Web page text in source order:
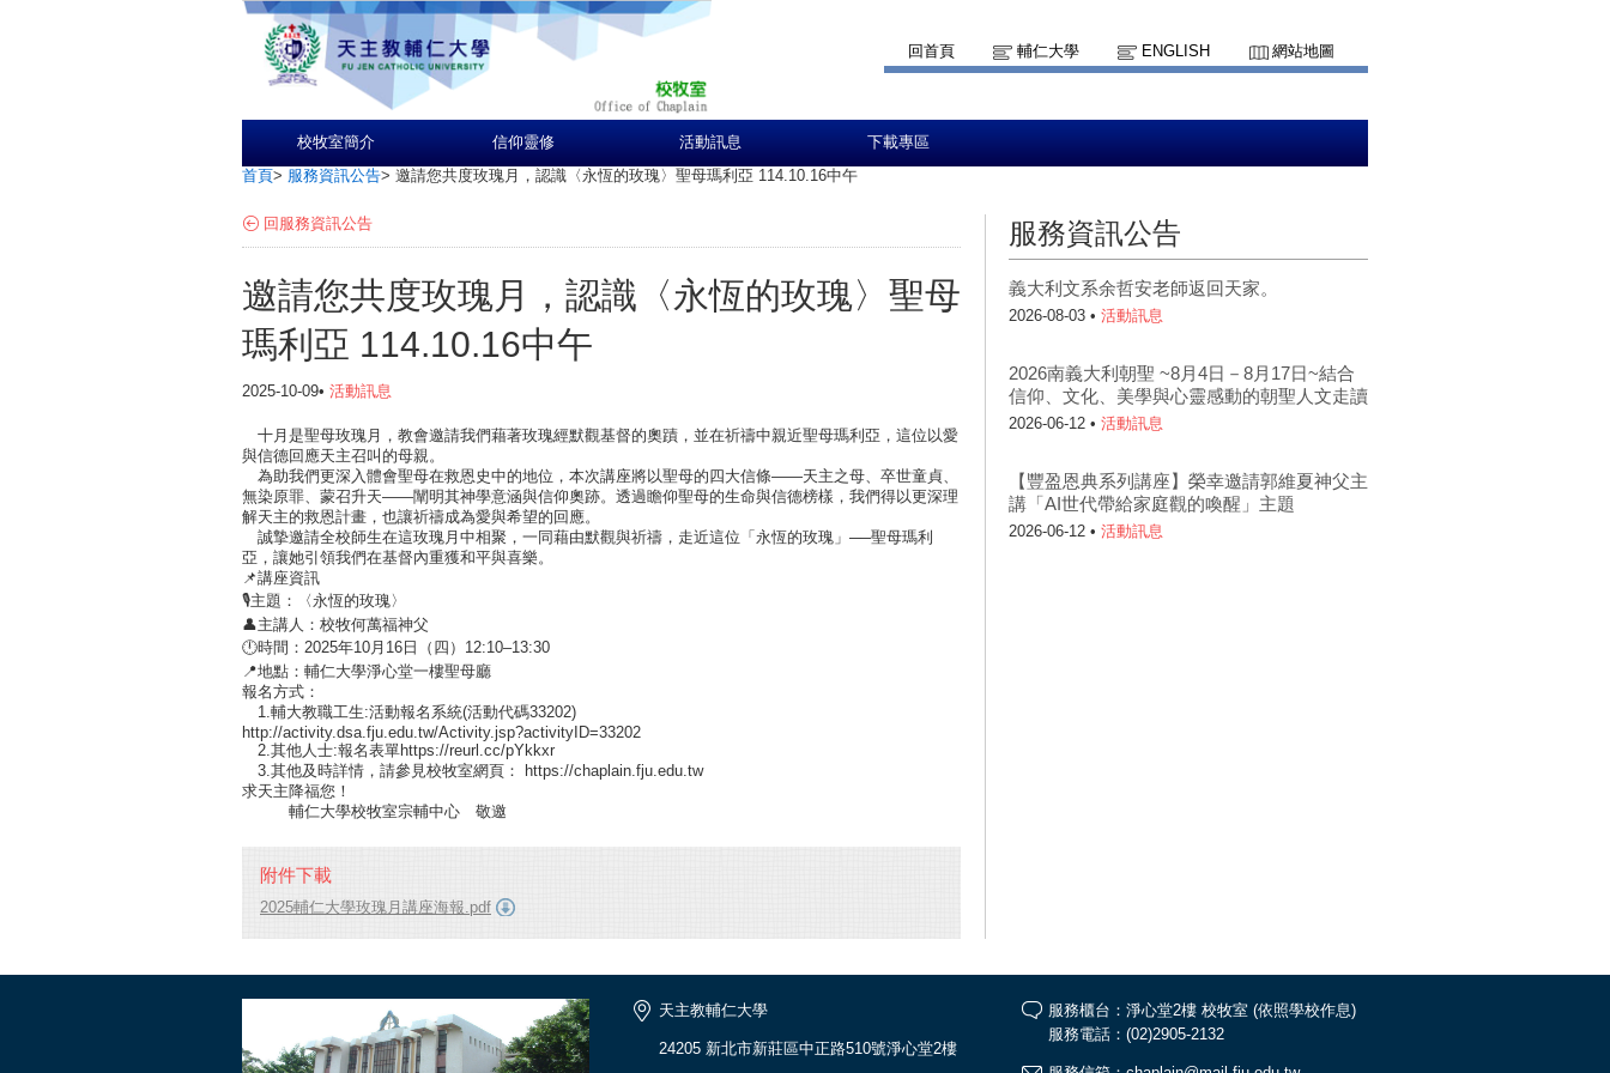
回首頁 輔仁大學 ENGLISH 網站地圖
校牧室簡介 信仰靈修 活動訊息 下載專區
首頁> 服務資訊公告> 邀請您共度玫瑰月，認識〈永恆的玫瑰〉聖母瑪利亞 114.10.16中午
回服務資訊公告
邀請您共度玫瑰月，認識〈永恆的玫瑰〉聖母
瑪利亞 114.10.16中午
2025-10-09• 活動訊息
十月是聖母玫瑰月，教會邀請我們藉著玫瑰經默觀基督的奧蹟，並在祈禱中親近聖母瑪利亞，這位以愛
與信德回應天主召叫的母親。
為助我們更深入體會聖母在救恩史中的地位，本次講座將以聖母的四大信條——天主之母、卒世童貞、
無染原罪、蒙召升天——闡明其神學意涵與信仰奧跡。透過瞻仰聖母的生命與信德榜樣，我們得以更深理
解天主的救恩計畫，也讓祈禱成為愛與希望的回應。
誠摯邀請全校師生在這玫瑰月中相聚，一同藉由默觀與祈禱，走近這位「永恆的玫瑰」──聖母瑪利
亞，讓她引領我們在基督內重獲和平與喜樂。
📌講座資訊
🎙️主題：〈永恆的玫瑰〉
👤主講人：校牧何萬福神父
🕛時間：2025年10月16日（四）12:10–13:30
📍地點：輔仁大學淨心堂一樓聖母廳
報名方式：
1.輔大教職工生:活動報名系統(活動代碼33202)
http://activity.dsa.fju.edu.tw/Activity.jsp?activityID=33202
2.其他人士:報名表單https://reurl.cc/pYkkxr
3.其他及時詳情，請參見校牧室網頁： https://chaplain.fju.edu.tw
求天主降福您！
輔仁大學校牧室宗輔中心 敬邀
附件下載
2025輔仁大學玫瑰月講座海報.pdf
服務資訊公告
義大利文系余哲安老師返回天家。
2026-08-03 • 活動訊息
2026南義大利朝聖 ~8月4日－8月17日~結合
信仰、文化、美學與心靈感動的朝聖人文走讀
2026-06-12 • 活動訊息
【豐盈恩典系列講座】榮幸邀請郭維夏神父主
講「AI世代帶給家庭觀的喚醒」主題
2026-06-12 • 活動訊息
天主教輔仁大學
24205 新北市新莊區中正路510號淨心堂2樓
服務櫃台：淨心堂2樓 校牧室 (依照學校作息)
服務電話：(02)2905-2132